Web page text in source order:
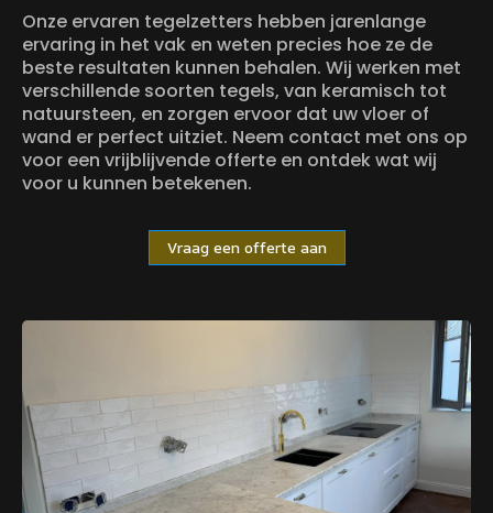
Onze ervaren tegelzetters hebben jarenlange
ervaring in het vak en weten precies hoe ze de
beste resultaten kunnen behalen. Wij werken met
verschillende soorten tegels, van keramisch tot
natuursteen, en zorgen ervoor dat uw vloer of
wand er perfect uitziet. Neem contact met ons op
voor een vrijblijvende offerte en ontdek wat wij
voor u kunnen betekenen.
Vraag een offerte aan